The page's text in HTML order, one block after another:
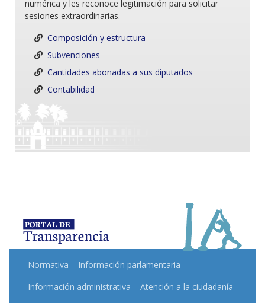
numérica y les reconoce legitimación para solicitar
sesiones extraordinarias.
Composición y estructura
Subvenciones
Cantidades abonadas a sus diputados
Contabilidad
Normativa
Información parlamentaria
Información administrativa
Atención a la ciudadanía